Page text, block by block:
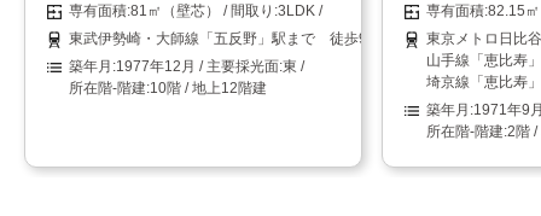
81㎡（壁芯）
3LDK
東武伊勢崎・大師線「五反野」駅まで 徒歩9分
1977年12月
東
10階 / 地上12階建
82.15
東京メトロ日比
山手線「恵比寿
埼京線「恵比寿
1971年9
2階 /